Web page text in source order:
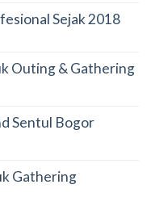
Sejak 2018
Outing & Gathering
Sentul Bogor
Gathering